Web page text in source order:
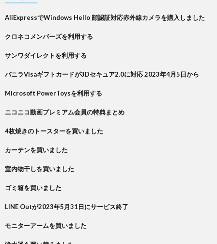
AliExpressでWindows Hello 顔認証対応赤外線カメラを購入しました
クロネコメンバーズを利用する
サンワダイレクトを利用する
バニラVisaギフトカードが3Dセキュア2.0に対応 2023年4月5日から
Microsoft PowerToysを利用する
ニコニコ動画プレミアム会員の特典まとめ
4枚焼きのトースターを買いました
カーテンを買いました
室内物干しを買いました
ゴミ箱を買いました
LINE Outが2023年5月31日にサービス終了
モニターアームを買いました